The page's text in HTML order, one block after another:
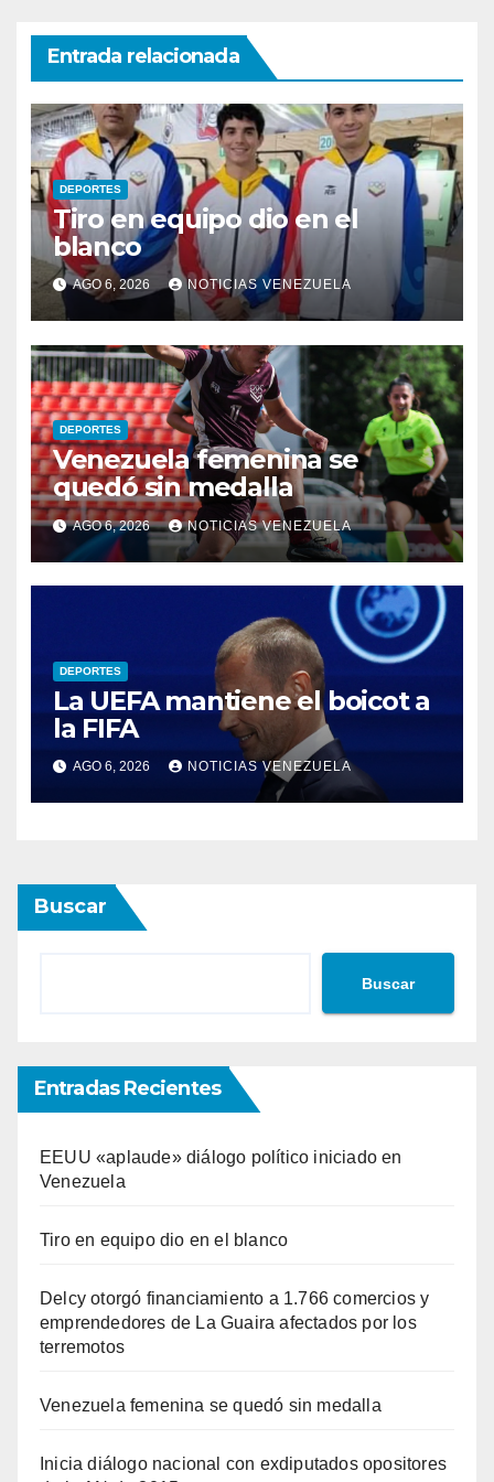
Entrada relacionada
DEPORTES
Tiro en equipo dio en el
blanco
AGO 6, 2026 NOTICIAS VENEZUELA
DEPORTES
Venezuela femenina se
quedó sin medalla
AGO 6, 2026 NOTICIAS VENEZUELA
DEPORTES
La UEFA mantiene el boicot a
la FIFA
AGO 6, 2026 NOTICIAS VENEZUELA
Buscar
Buscar
Entradas Recientes
EEUU «aplaude» diálogo político iniciado en
Venezuela
Tiro en equipo dio en el blanco
Delcy otorgó financiamiento a 1.766 comercios y
emprendedores de La Guaira afectados por los
terremotos
Venezuela femenina se quedó sin medalla
Inicia diálogo nacional con exdiputados opositores